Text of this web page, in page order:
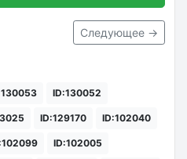
Следующее →
ID:130052
ID:129170 ID:102040
ID:102005